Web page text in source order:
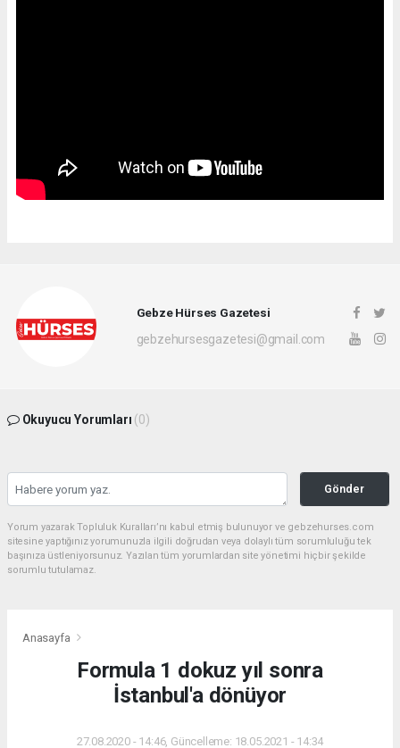
Gebze Hürses Gazetesi
gebzehursesgazetesi@gmail.com
Okuyucu Yorumları (0)
Gönder
Yorum yazarak Topluluk Kuralları’nı kabul etmiş bulunuyor ve gebzehurses.com
sitesine yaptığınız yorumunuzla ilgili doğrudan veya dolaylı tüm sorumluluğu tek
başınıza üstleniyorsunuz. Yazılan tüm yorumlardan site yönetimi hiçbir şekilde
sorumlu tutulamaz.
Anasayfa
Formula 1 dokuz yıl sonra
İstanbul'a dönüyor
27.08.2020 - 14:46, Güncelleme: 18.05.2021 - 14:34